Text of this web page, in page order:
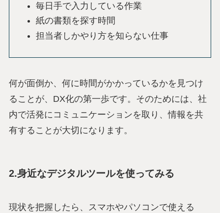
毎日手で入力している作業
紙の書類を探す時間
担当者しかやり方を知らない仕事
何が面倒か、何に時間がかかっているかを見つけ
ることが、DX化の第一歩です。そのためには、社
内で活発にコミュニケーションを取り、情報を共
有することが大切になります。
2.身近なデジタルツールを使ってみる
現状を把握したら、スマホやパソコンで使える